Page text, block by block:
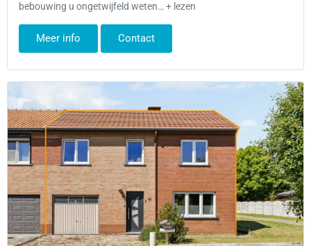
bebouwing u ongetwijfeld weten… + lezen
Meer info Contact